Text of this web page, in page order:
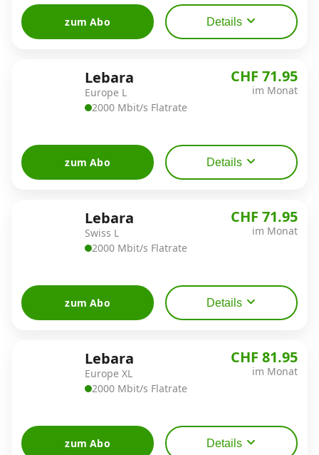
zum Abo Details
Lebara
Europe L
2000 Mbit/s Flatrate
CHF 71.95
im Monat
zum Abo Details
Lebara
Swiss L
2000 Mbit/s Flatrate
CHF 71.95
im Monat
zum Abo Details
Lebara
Europe XL
2000 Mbit/s Flatrate
CHF 81.95
im Monat
zum Abo Details